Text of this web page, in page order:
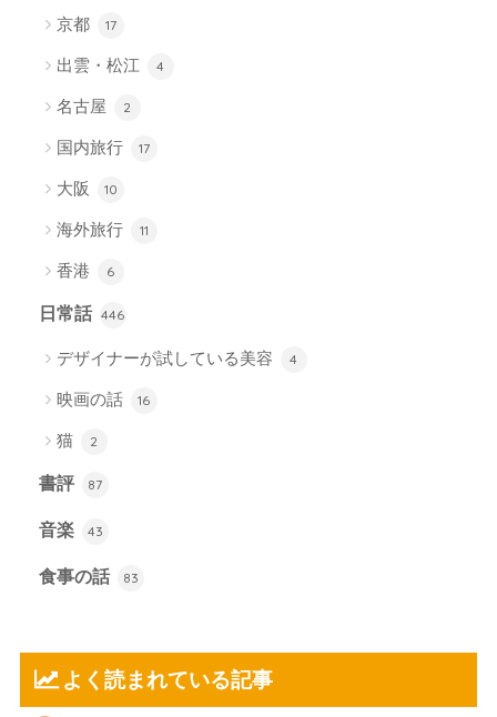
京都 17
出雲・松江 4
名古屋 2
国内旅行 17
大阪 10
海外旅行 11
香港 6
日常話 446
デザイナーが試している美容 4
映画の話 16
猫 2
書評 87
音楽 43
食事の話 83
よく読まれている記事